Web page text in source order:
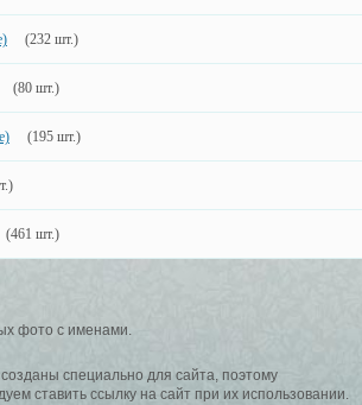
(232 шт.)
(80 шт.)
(195 шт.)
(461 шт.)
фото с именами.
специально для сайта, поэтому
ставить ссылку на сайт при их использовании.